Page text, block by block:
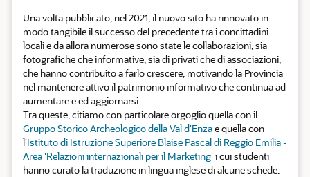
Una volta pubblicato, nel 2021, il nuovo sito ha rinnovato in
modo tangibile il successo del precedente tra i concittadini
locali e da allora numerose sono state le collaborazioni, sia
fotografiche che informative, sia di privati che di associazioni,
che hanno contribuito a farlo crescere, motivando la Provincia
nel mantenere attivo il patrimonio informativo che continua ad
aumentare e ed aggiornarsi.
Tra queste, citiamo con particolare orgoglio quella con il
Gruppo Storico Archeologico della Val d'Enzae quella con
l'Istituto di Istruzione Superiore Blaise Pascal di Reggio Emilia -
Area 'Relazioni internazionali per il Marketing'i cui studenti
hanno curato la traduzione in lingua inglese di alcune schede.